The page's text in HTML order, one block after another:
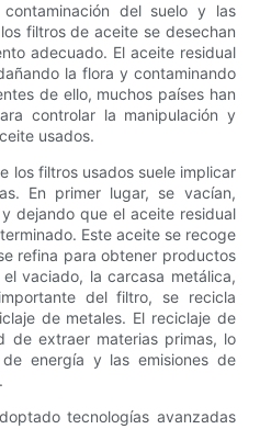
del suelo y las
filtros de aceite se desechan
adecuado. El aceite residual
la flora y contaminando
de ello, muchos países han
controlar la manipulación y
usados.
los filtros usados ​​suele implicar
En primer lugar, se vacían,
dejando que el aceite residual
Este aceite se recoge
refina para obtener productos
vaciado, la carcasa metálica,
del filtro, se recicla
de metales. El reciclaje de
de extraer materias primas, lo
energía y las emisiones de
tecnologías avanzadas